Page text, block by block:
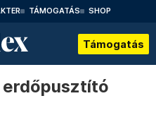
TÁMOGATÁS SHOP
Támogatás
erdőpusztító